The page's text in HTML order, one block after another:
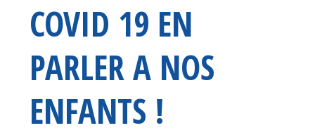
COVID 19 EN
PARLER A NOS
ENFANTS !